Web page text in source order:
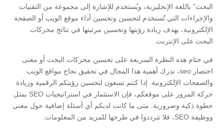
البحث” باللغة الإنجليزية، ويُستخدم للإشارة إلى مجموعة من التقنيات
والإجراءات التي تُستخدم لتحسين وتحسين أداء موقع الويب أو الصفحة
الإلكترونية، بهدف زيادة رؤيتها وتحسين مرتبتها في نتائج محركات
البحث على الإنترنت.
في ختام هذه النظرة السريعة على تحسين محركات البحث أو معنى
اختصار seo، ندرك أهمية هذا المجال في تحقيق نجاح مواقع الويب
والصفحات الإلكترونية. إذا كنتم تسعون لتحسين رؤيتكم الرقمية وزيادة
حركة المرور على موقعكم، فإن الاستثمار في استراتيجيات SEO يمثل
خطوة ذكية وضرورية. متى ما كانت لديكم أي أسئلة إضافية حول معنى
ووظيفة SEO، فلا تترددوا في طرحها للمزيد من المعلومات.